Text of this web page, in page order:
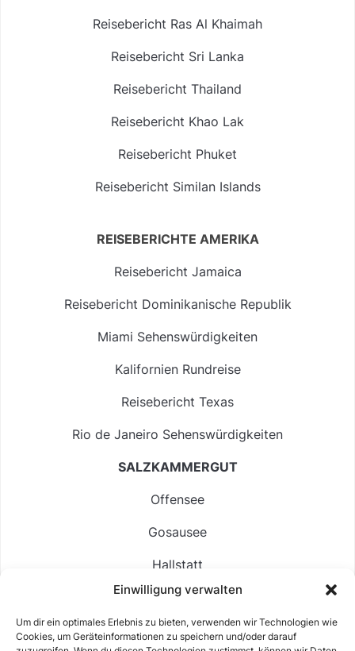
Einwilligung verwalten
Um dir ein optimales Erlebnis zu bieten, verwenden wir Technologien wie
Cookies, um Geräteinformationen zu speichern und/oder darauf
Reisebericht Ras Al Khaimah
Reisebericht Sri Lanka
Reisebericht Thailand
Reisebericht Khao Lak
Reisebericht Phuket
Reisebericht Similan Islands
REISEBERICHTE AMERIKA
Reisebericht Jamaica
Reisebericht Dominikanische Republik
Miami Sehenswürdigkeiten
Kalifornien Rundreise
Reisebericht Texas
Rio de Janeiro Sehenswürdigkeiten
SALZKAMMERGUT
Offensee
Gosausee
Hallstatt
Langbathsee
Altausseer See